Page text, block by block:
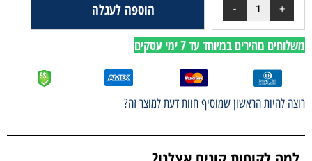
הוספה לעגלה
משלוחים מהירים במיוחד עד 7 ימי עסקים
רוצה להיות הראשון שמוסיף חוות דעת למוצר זה?